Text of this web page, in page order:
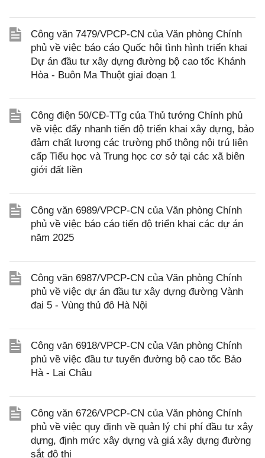
Công văn 7479/VPCP-CN của Văn phòng Chính
phủ về việc báo cáo Quốc hội tình hình triển khai
Dự án đầu tư xây dựng đường bộ cao tốc Khánh
Hòa - Buôn Ma Thuột giai đoạn 1
Công điện 50/CĐ-TTg của Thủ tướng Chính phủ
về việc đẩy nhanh tiến độ triển khai xây dựng, bảo
đảm chất lượng các trường phổ thông nội trú liên
cấp Tiểu học và Trung học cơ sở tại các xã biên
giới đất liền
Công văn 6989/VPCP-CN của Văn phòng Chính
phủ về việc báo cáo tiến độ triển khai các dự án
năm 2025
Công văn 6987/VPCP-CN của Văn phòng Chính
phủ về việc dự án đầu tư xây dựng đường Vành
đai 5 - Vùng thủ đô Hà Nội
Công văn 6918/VPCP-CN của Văn phòng Chính
phủ về việc đầu tư tuyến đường bộ cao tốc Bảo
Hà - Lai Châu
Công văn 6726/VPCP-CN của Văn phòng Chính
phủ về việc quy định về quản lý chi phí đầu tư xây
dựng, định mức xây dựng và giá xây dựng đường
sắt đô thị